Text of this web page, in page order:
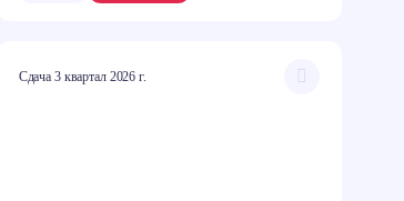
Сдача 3 квартал 2026 г.